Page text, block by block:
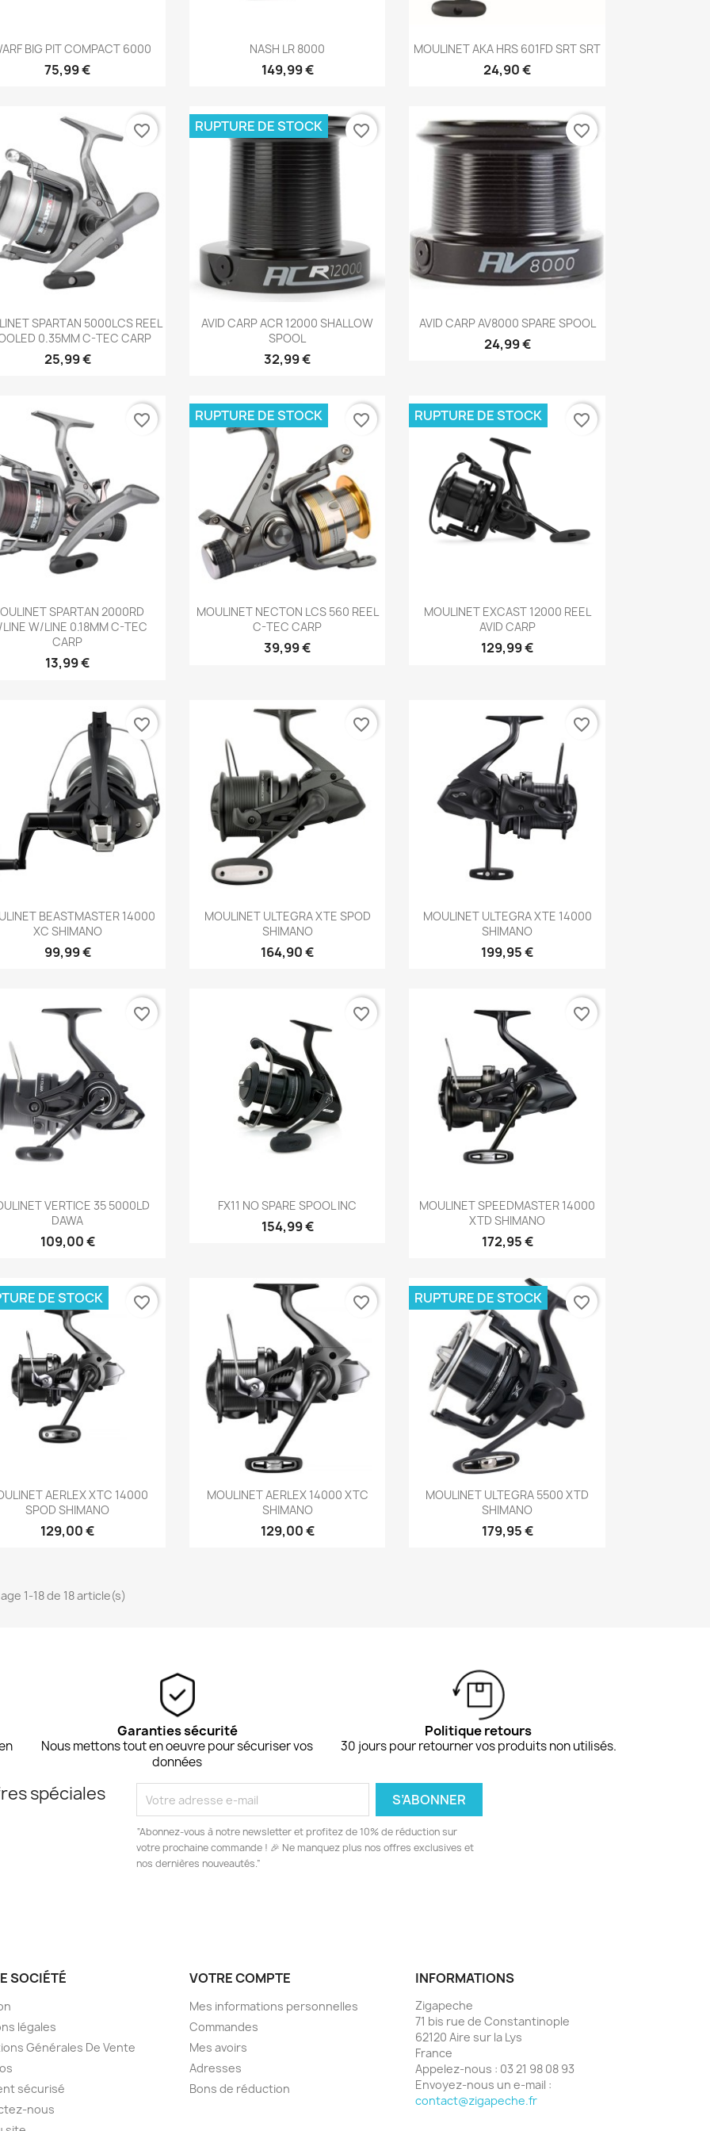
Aperçu rapide
BIG PIT COMPACT 6000
75,99 €
Aperçu rapide
NASH LR 8000
149,99 €
 Aperçu rapide
MOULINET AKA HRS 601FD SRT SRT
24,90 €
Aperçu rapide
SPARTAN 5000LCS REEL
0.35MM C-TEC CARP
25,99 €
favorite_border
Aperçu rapide
AVID CARP ACR 12000 SHALLOW
SPOOL
32,99 €
RUPTURE DE STOCK favorite_border
Aperçu rapide
AVID CARP AV8000 SPARE SPOOL
24,99 €
favorite_border
Aperçu rapide
SPARTAN 2000RD
W/LINE 0.18MM C-TEC
CARP
13,99 €
favorite_border
Aperçu rapide
MOULINET NECTON LCS 560 REEL
C-TEC CARP
39,99 €
RUPTURE DE STOCK favorite_border
Aperçu rapide
MOULINET EXCAST 12000 REEL
AVID CARP
129,99 €
RUPTURE DE STOCK favorite_border
Aperçu rapide
BEASTMASTER 14000
XC SHIMANO
99,99 €
favorite_border
Aperçu rapide
MOULINET ULTEGRA XTE SPOD
SHIMANO
164,90 €
favorite_border
Aperçu rapide
MOULINET ULTEGRA XTE 14000
SHIMANO
199,95 €
favorite_border
Aperçu rapide
VERTICE 35 5000LD
DAWA
109,00 €
favorite_border
Aperçu rapide
FX11 NO SPARE SPOOL INC
154,99 €
favorite_border
Aperçu rapide
MOULINET SPEEDMASTER 14000
XTD SHIMANO
172,95 €
favorite_border
Aperçu rapide
AERLEX XTC 14000
SPOD SHIMANO
129,00 €
DE STOCK favorite_border
Aperçu rapide
MOULINET AERLEX 14000 XTC
SHIMANO
129,00 €
favorite_border
Aperçu rapide
MOULINET ULTEGRA 5500 XTD
SHIMANO
179,95 €
RUPTURE DE STOCK favorite_border
1-18 de 18 article(s)
Garanties sécurité
Nous mettons tout en oeuvre pour sécuriser vos
données
Politique retours
30 jours pour retourner vos produits non utilisés.
spéciales
“Abonnez-vous à notre newsletter et profitez de 10% de réduction sur
votre prochaine commande ! 🎉 Ne manquez plus nos offres exclusives et
nos dernières nouveautés.”
SOCIÉTÉ
légales
Générales De Vente
sécurisé
nous
VOTRE COMPTE
Mes informations personnelles
Commandes
Mes avoirs
Adresses
Bons de réduction
INFORMATIONS
Zigapeche
71 bis rue de Constantinople
62120 Aire sur la Lys
France
Appelez-nous : 03 21 98 08 93
Envoyez-nous un e-mail :
contact@zigapeche.fr